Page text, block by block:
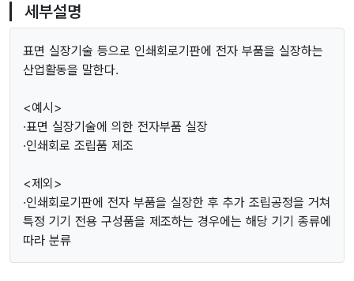
세부설명
표면 실장기술 등으로 인쇄회로기판에 전자 부품을 실장하는
산업활동을 말한다.
<예시>
·표면 실장기술에 의한 전자부품 실장
·인쇄회로 조립품 제조
<제외>
·인쇄회로기판에 전자 부품을 실장한 후 추가 조립공정을 거쳐
특정 기기 전용 구성품을 제조하는 경우에는 해당 기기 종류에
따라 분류